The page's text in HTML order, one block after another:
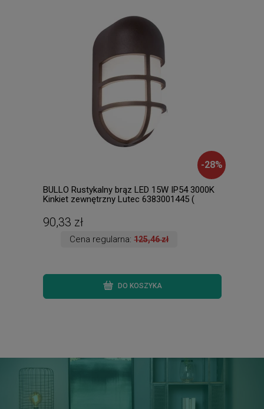
-28%
BULLO Rustykalny brąz LED 15W IP54 3000K
Kinkiet zewnętrzny Lutec 6383001445 (
90,33 zł
Cena regularna:125,46 zł
DO KOSZYKA